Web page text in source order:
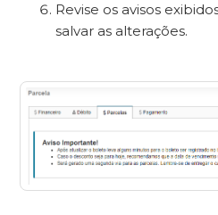
Revise os avisos
salvar as alterações.